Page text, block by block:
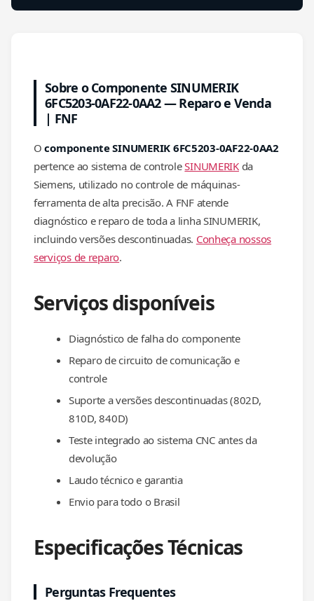
Sobre o Componente SINUMERIK
6FC5203-0AF22-0AA2 — Reparo e Venda
| FNF
Ocomponente SINUMERIK 6FC5203-0AF22-0AA2
pertence ao sistema de controleSINUMERIKda
Siemens, utilizado no controle de máquinas-
ferramenta de alta precisão. A FNF atende
diagnóstico e reparo de toda a linha SINUMERIK,
incluindo versões descontinuadas. Conheça nossos
serviços de reparo.
Serviços disponíveis
Diagnóstico de falha do componente
Reparo de circuito de comunicação e
controle
Suporte a versões descontinuadas (802D,
810D, 840D)
Teste integrado ao sistema CNC antes da
devolução
Laudo técnico e garantia
Envio para todo o Brasil
Especificações Técnicas
Perguntas Frequentes